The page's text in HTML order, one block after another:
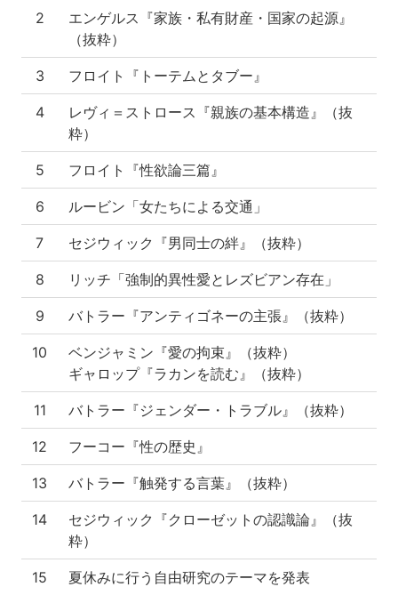
2
エンゲルス『家族・私有財産・国家の起源』
（抜粋）
3 フロイト『トーテムとタブー』
4
レヴィ＝ストロース『親族の基本構造』（抜
粋）
5 フロイト『性欲論三篇』
6 ルービン「女たちによる交通」
7 セジウィック『男同士の絆』（抜粋）
8 リッチ「強制的異性愛とレズビアン存在」
9 バトラー『アンティゴネーの主張』（抜粋）
10
ベンジャミン『愛の拘束』（抜粋）
ギャロップ『ラカンを読む』（抜粋）
11 バトラー『ジェンダー・トラブル』（抜粋）
12 フーコー『性の歴史』
13 バトラー『触発する言葉』（抜粋）
14
セジウィック『クローゼットの認識論』（抜
粋）
15 夏休みに行う自由研究のテーマを発表